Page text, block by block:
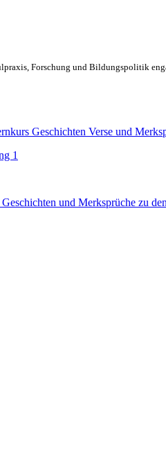
Forschung und Bildungspolitik